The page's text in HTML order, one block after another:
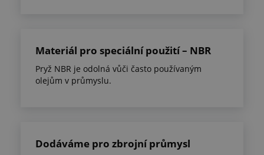
Materiál pro speciální použití – NBR
Pryž NBR je odolná vůči často používaným
olejům v průmyslu.
Dodáváme pro zbrojní průmysl